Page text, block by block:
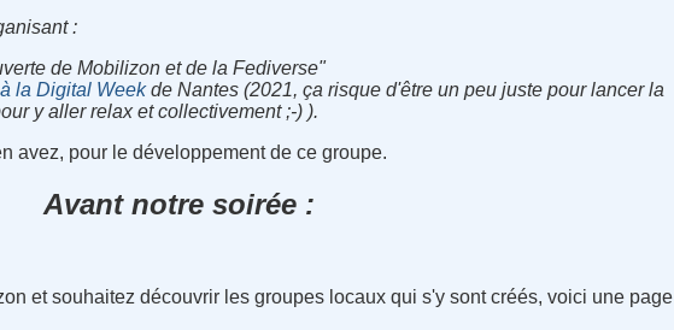
:
de Mobilizon et de la Fediverse"
la Digital Weekde Nantes (2021, ça risque d'être un peu juste pour lancer la
y aller relax et collectivement ;-) ).
avez, pour le développement de ce groupe.
Avant notre soirée :
et souhaitez découvrir les groupes locaux qui s'y sont créés, voici une page